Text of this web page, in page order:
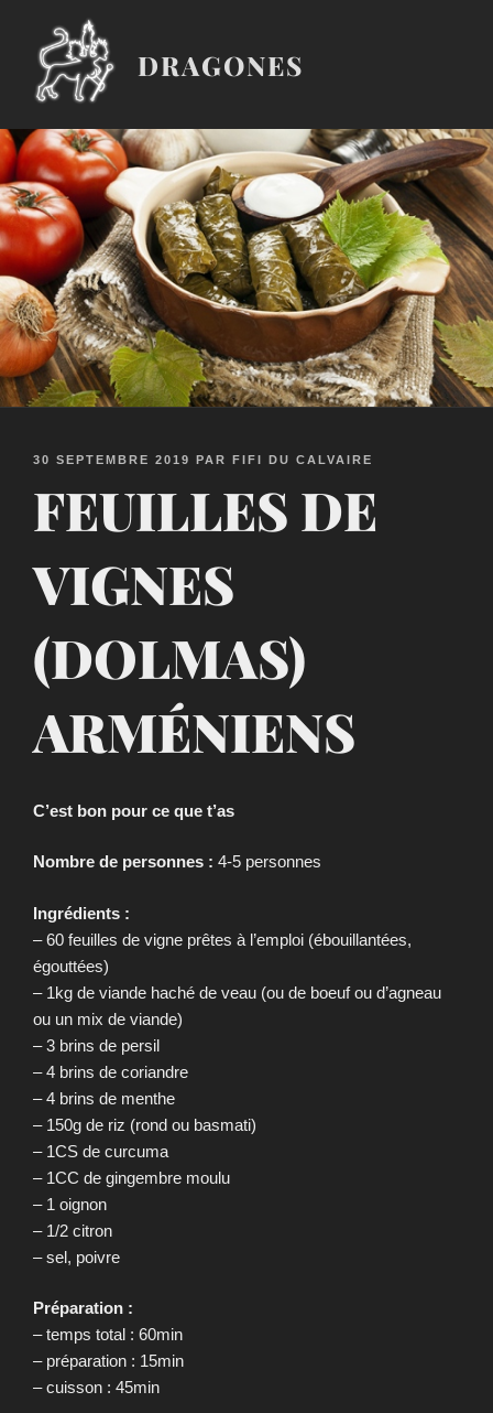
contenu
principal
DRAGONES
PUBLIÉ
30 SEPTEMBRE 2019 PAR FIFI DU CALVAIRE
FEUILLES DE
VIGNES
(DOLMAS)
ARMÉNIENS
C’est bon pour ce que t’as
Nombre de personnes : 4-5 personnes
Ingrédients :
– 60 feuilles de vigne prêtes à l’emploi (ébouillantées,
égouttées)
– 1kg de viande haché de veau (ou de boeuf ou d’agneau
ou un mix de viande)
– 3 brins de persil
– 4 brins de coriandre
– 4 brins de menthe
– 150g de riz (rond ou basmati)
– 1CS de curcuma
– 1CC de gingembre moulu
– 1 oignon
– 1/2 citron
– sel, poivre
Préparation :
– temps total : 60min
– préparation : 15min
– cuisson : 45min